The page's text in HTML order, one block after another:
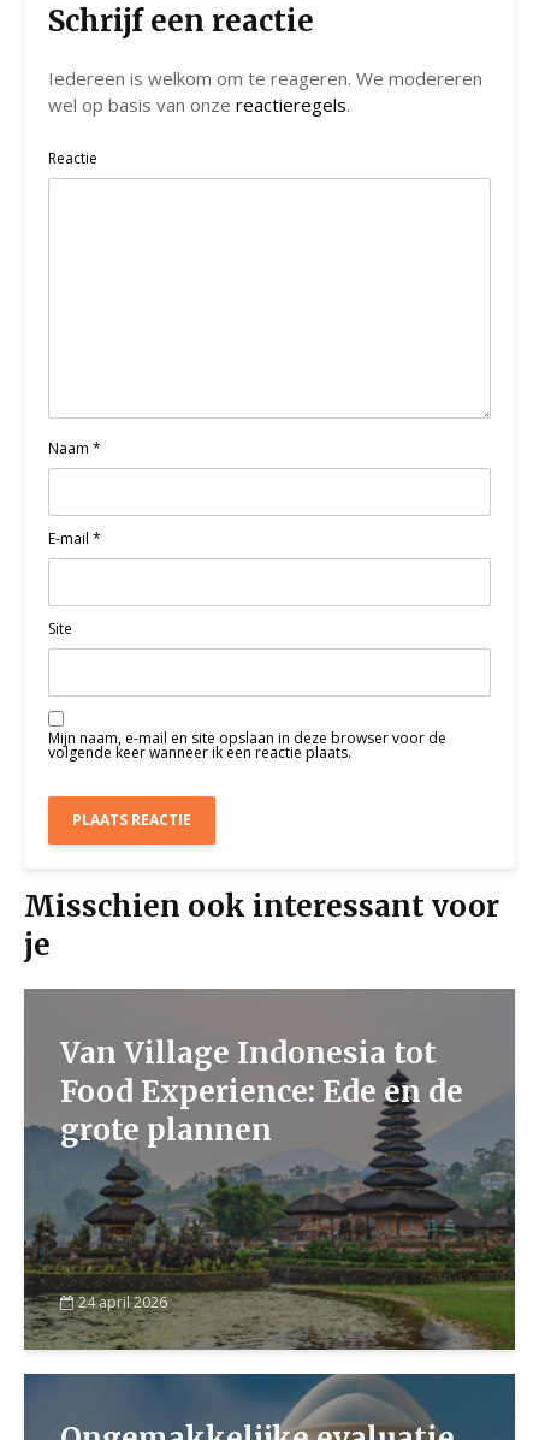
Schrijf een reactie
Iedereen is welkom om te reageren. We modereren
wel op basis van onze reactieregels.
Reactie
Naam *
E-mail *
Site
Mijn naam, e-mail en site opslaan in deze browser voor de
volgende keer wanneer ik een reactie plaats.
Misschien ook interessant voor
je
Van Village Indonesia tot
Food Experience: Ede en de
grote plannen
24 april 2026